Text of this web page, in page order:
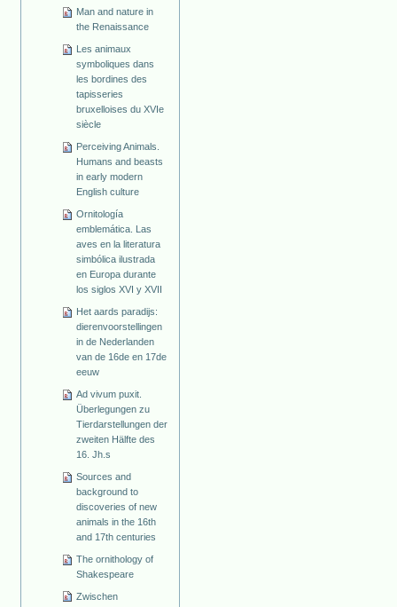
Man and nature in
the Renaissance
Les animaux
symboliques dans
les bordines des
tapisseries
bruxelloises du XVIe
siècle
Perceiving Animals.
Humans and beasts
in early modern
English culture
Ornitología
emblemática. Las
aves en la literatura
simbólica ilustrada
en Europa durante
los siglos XVI y XVII
Het aards paradijs:
dierenvoorstellingen
in de Nederlanden
van de 16de en 17de
eeuw
Ad vivum puxit.
Überlegungen zu
Tierdarstellungen der
zweiten Hälfte des
16. Jh.s
Sources and
background to
discoveries of new
animals in the 16th
and 17th centuries
The ornithology of
Shakespeare
Zwischen